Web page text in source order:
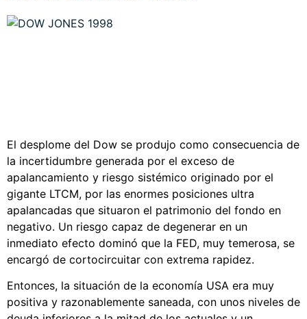
El desplome del Dow se produjo como consecuencia de
la incertidumbre generada por el exceso de
apalancamiento y riesgo sistémico originado por el
gigante LTCM, por las enormes posiciones ultra
apalancadas que situaron el patrimonio del fondo en
negativo. Un riesgo capaz de degenerar en un
inmediato efecto dominó que la FED, muy temerosa, se
encargó de cortocircuitar con extrema rapidez.
Entonces, la situación de la economía USA era muy
positiva y razonablemente saneada, con unos niveles de